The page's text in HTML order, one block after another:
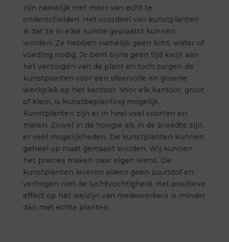
zijn namelijk niet meer van echt te
onderscheiden. Het voordeel van kunstplanten
is dat ze in elke ruimte geplaatst kunnen
worden. Ze hebben namelijk geen licht, water of
voeding nodig. Je bent bijna geen tijd kwijt aan
het verzorgen van de plant en toch zorgen de
kunstplanten voor een sfeervolle en groene
werkplek op het kantoor. Voor elk kantoor, groot
of klein, is kunstbeplanting mogelijk.
Kunstplanten zijn er in heel veel soorten en
maten. Zowel in de hoogte als in de breedte zijn
er veel mogelijkheden. De kunstplanten kunnen
geheel op maat gemaakt worden. Wij kunnen
het precies maken naar eigen wens. De
kunstplanten leveren alleen geen zuurstof en
verhogen niet de luchtvochtigheid. Het positieve
effect op het welzijn van medewerkers is minder
dan met echte planten.